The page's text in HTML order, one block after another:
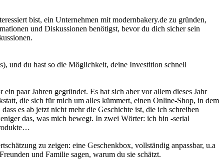
bist, ein Unternehmen mit modernbakery.de zu gründen,
und Diskussionen benötigst, bevor du dich sicher sein
und du hast so die Möglichkeit, deine Investition schnell
paar Jahren gegründet. Es hat sich aber vor allem dieses Jahr
die sich für mich um alles kümmert, einen Online-Shop, in dem
es ab jetzt nicht mehr die Geschichte ist, die ich schreiben
das, was mich bewegt. In zwei Wörter: ich bin -serial
zu zeigen: eine Geschenkbox, vollständig anpassbar, u.a
und Familie sagen, warum du sie schätzt.